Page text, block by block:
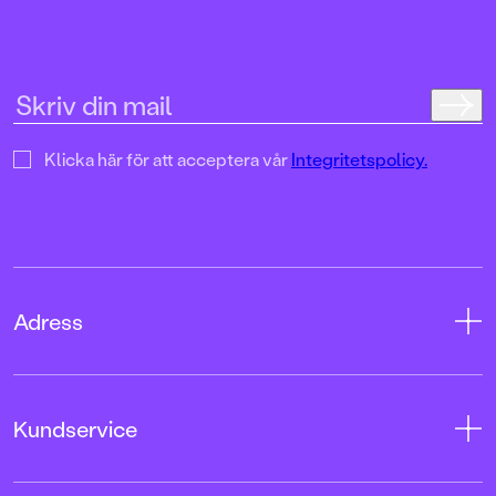
Klicka här för att acceptera vårIntegritetspolicy.
Adress
Kundservice